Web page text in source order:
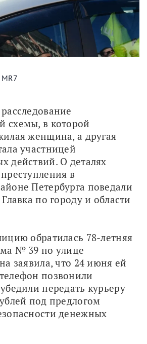
схемы, в которой
женщина, а другая
участницей
действий. О деталях
в
Петербурга поведали
по городу и области
обратилась 78-летняя
№ 39 по улице
заявила, что 24 июня ей
позвонили
передать курьеру
под предлогом
денежных